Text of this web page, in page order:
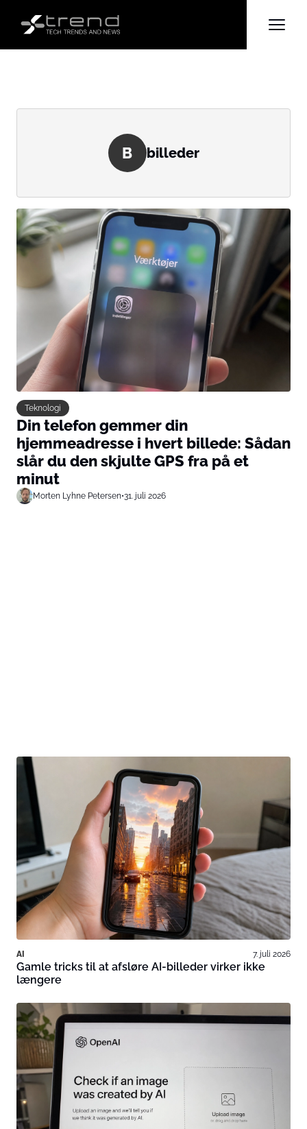
B billeder
Teknologi
Din telefon gemmer din
hjemmeadresse i hvert billede: Sådan
slår du den skjulte GPS fra på et
minut
Morten Lyhne Petersen•31. juli 2026
AI 7. juli 2026
Gamle tricks til at afsløre AI-billeder virker ikke
længere